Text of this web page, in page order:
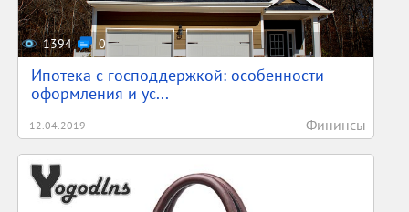
1394 0
Ипотека с господдержкой: особенности
оформления и ус...
12.04.2019 Фининсы